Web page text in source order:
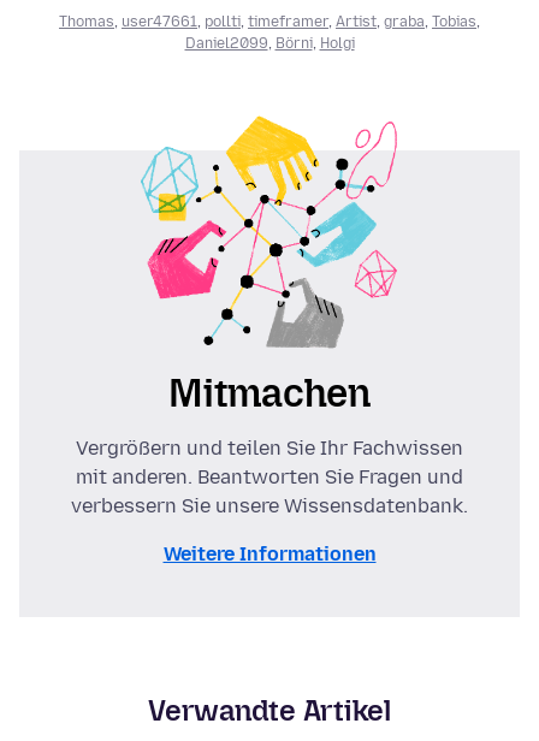
Thomas user47661 pollti timeframer, Artist graba Tobias
Daniel2099 Börni, Holgi
Mitmachen
Vergrößern und teilen Sie Ihr Fachwissen
mit anderen. Beantworten Sie Fragen und
verbessern Sie unsere Wissensdatenbank.
Weitere Informationen
Verwandte Artikel